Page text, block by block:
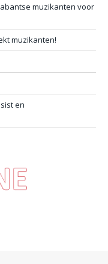
muzikanten voor
muzikanten!
en